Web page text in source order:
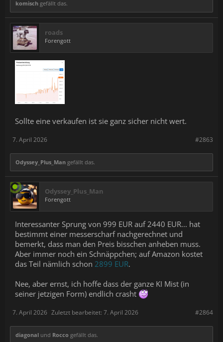
komisch gefällt das.
roads
Forengott
Sollte eine verkaufen ist sie ganz sicher nicht wert.
#2863
7. April 2026
Odyssey_Plus_Man gefällt das.
Odyssey_Plus_Man
Forengott
Interessanter Sprung von 999 EUR auf 2440 EUR... hat
bestimmt einer messerscharf nachgerechnet und
bemerkt, dass man den Preis bisschen anheben muss.
Aber immer noch ein Schnäppchen; auf Amazon kostet
das Teil nämlich schon 2899 EUR.
Nee, aber ernst, ich hoffe dass der ganze KI Mist (in
seiner jetzigen Form) endlich crasht
#2864
7. April 2026 Zuletzt bearbeitet: 7. April 2026
diagonal und Rocco gefällt das.